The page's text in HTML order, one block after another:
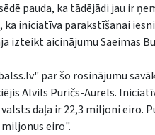
pauda, ka tādējādi jau ir
ka iniciatīva parakstīšanai
izteikt aicinājumu Saeimas
par šo rosinājumu
Alvils Puričs-Aurels.
daļa ir 22,3 miljoni eiro.
eiro".